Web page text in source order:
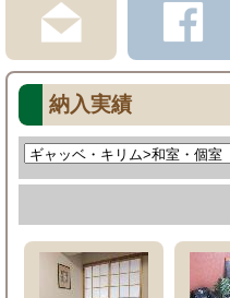
納入実績